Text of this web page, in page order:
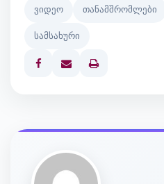
ვიდეო თანამშრომლები
სამსახური
Print